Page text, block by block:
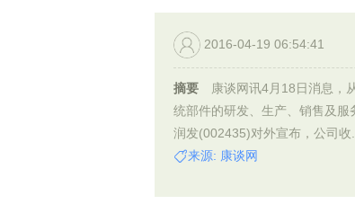
2016-04-19 06:54:41
摘要
康谈网讯4月18日消息，
统部件的研发、生产、销售及服
润发(002435)对外宣布，公司收...
来源: 康谈网